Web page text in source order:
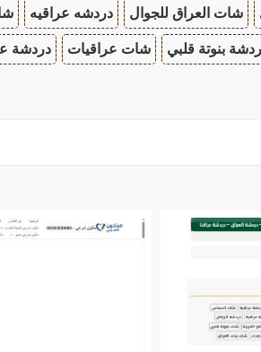
شات العراق للجوال دردشه عراقيه
بنوتة قلبي شات عراقيات دردشة